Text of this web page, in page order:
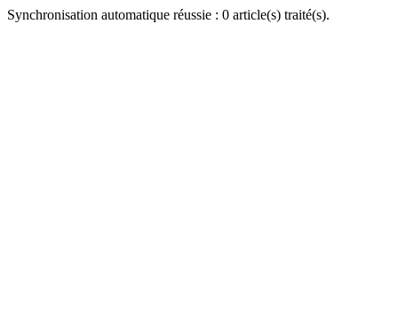
Synchronisation automatique réussie : 0 article(s) traité(s).